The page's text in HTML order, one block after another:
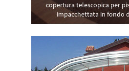
copertura telescopica per
impacchettata in fondo